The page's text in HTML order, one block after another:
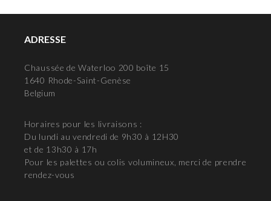
ADRESSE
Chaussée de Waterloo 200 boîte 15
1640 Rhode-Saint-Genèse
Belgium
Horaires pour les livraisons :
Du lundi au vendredi de 9h30 à 12H30
et de 13h30 à 17h
Pour les palettes ou colis volumineux, merci de prendre
rendez-vous